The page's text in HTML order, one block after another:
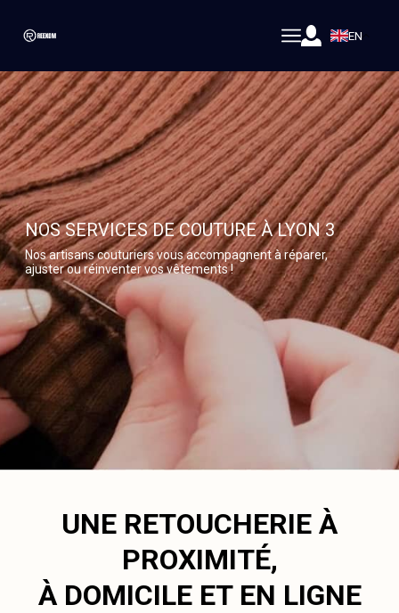
EN
NOS SERVICES DE COUTURE À LYON 3
Nos artisans couturiers vous accompagnent à réparer,
ajuster ou réinventer vos vêtements !
UNE RETOUCHERIE À
PROXIMITÉ,
À DOMICILE ET EN LIGNE